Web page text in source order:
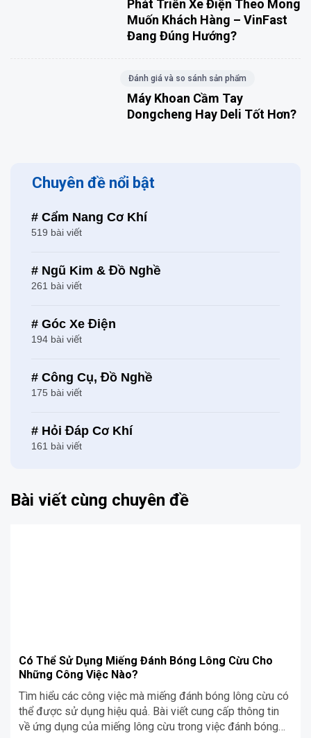
Phát Triển Xe Điện Theo Mong
Muốn Khách Hàng – VinFast
Đang Đúng Hướng?
Đánh giá và so sánh sản phẩm
Máy Khoan Cầm Tay
Dongcheng Hay Deli Tốt Hơn?
Chuyên đề nổi bật
# Cẩm Nang Cơ Khí
519 bài viết
# Ngũ Kim & Đồ Nghề
261 bài viết
# Góc Xe Điện
194 bài viết
# Công Cụ, Đồ Nghề
175 bài viết
# Hỏi Đáp Cơ Khí
161 bài viết
Bài viết cùng chuyên đề
Có Thể Sử Dụng Miếng Đánh Bóng Lông Cừu Cho
Những Công Việc Nào?
Tìm hiểu các công việc mà miếng đánh bóng lông cừu có
thể được sử dụng hiệu quả. Bài viết cung cấp thông tin
về ứng dụng của miếng lông cừu trong việc đánh bóng